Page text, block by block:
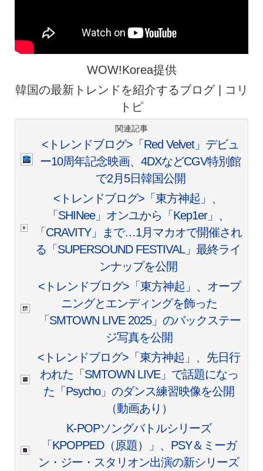
WOW!Korea提供
韓国の最新トレンドを紹介するブログ | コリ
トピ
関連記事
<トレンドブログ>「Red Velvet」デビュ
ー10周年記念映画、4DXなどCGV特別館
で2月5日韓国公開
<トレンドブログ>「東方神起」、
「SHINee」オンユから「Kep1er」、
「CRAVITY」まで…1月マカオで開催され
る「SUPERSOUND FESTIVAL」最終ライ
ンナップを公開
<トレンドブログ>「東方神起」、オープ
ニングとエンディングを飾った
「SMTOWN LIVE 2025」のバックステー
ジ写真を公開
<トレンドブログ>「東方神起」、先日行
われた「SMTOWN LIVE」で話題になっ
た「Psycho」のダンス練習映像を公開
（動画あり）
K-POPソングバトルシリーズ
「KPOPPED（原題）」、PSY＆ミーガ
ン・ジー・スタリオン出演の新シリーズ